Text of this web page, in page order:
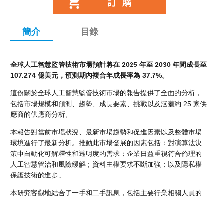
簡介 目錄
全球人工智慧監管技術市場預計將在 2025 年至 2030 年間成長至
107.274 億美元，預測期內複合年成長率為 37.7%。
這份關於全球人工智慧監管技術市場的報告提供了全面的分析，
包括市場規模和預測、趨勢、成長要素、挑戰以及涵蓋約 25 家供
應商的供應商分析。
本報告對當前市場狀況、最新市場趨勢和促進因素以及整體市場
環境進行了最新分析。推動此市場發展的因素包括：對演算法決
策中自動化可解釋性和透明度的需求；企業日益重視符合倫理的
人工智慧管治和風險緩解；資料主權要求不斷加強；以及隱私權
保護技術的進步。
本研究客觀地結合了一手和二手訊息，包括主要行業相關人員的